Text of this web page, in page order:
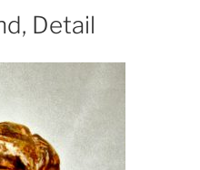
Detail